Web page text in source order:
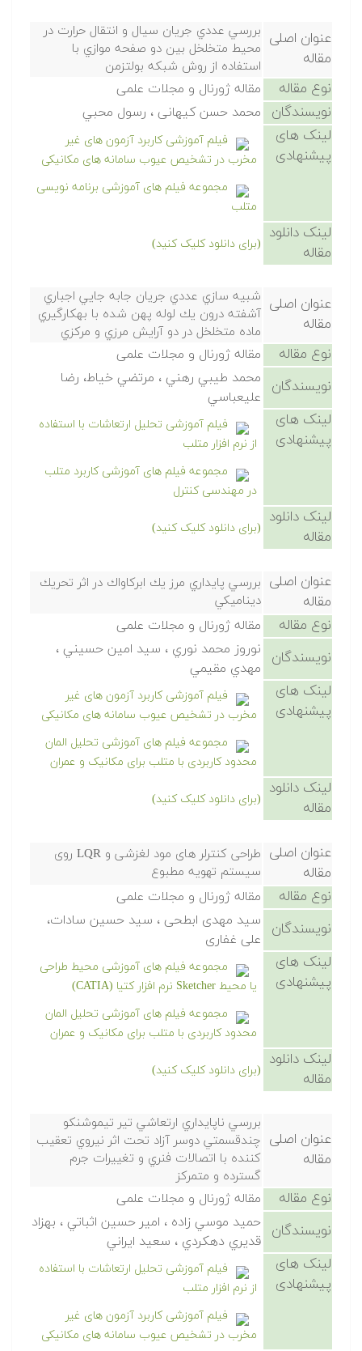
عنوان اصلی
مقاله
بررسي عددي جريان سيال و انتقال حرارت در
محيط متخلخل بين دو صفحه موازي با
استفاده از روش شبكه بولتزمن
نوع مقاله مقاله ژورنال و مجلات علمی
نویسندگان محمد حسن كيهانی ، رسول محبي
لینک های
پیشنهادی
فیلم آموزشی کاربرد آزمون های غیر
مخرب در تشخیص عیوب سامانه های مکانیکی
مجموعه فیلم های آموزشی برنامه نویسی
متلب
لینک دانلود
مقاله
(برای دانلود کلیک کنید)
عنوان اصلی
مقاله
شبيه سازي عددي جريان جابه جايي اجباري
آشفته درون يك لوله پهن شده با بهكارگيري
ماده متخلخل در دو آرايش مرزي و مركزي
نوع مقاله مقاله ژورنال و مجلات علمی
نویسندگان
محمد طيبي رهني ، مرتضي خياط، رضا
عليعباسي
لینک های
پیشنهادی
فیلم آموزشی تحلیل ارتعاشات با استفاده
از نرم افزار متلب
مجموعه فیلم های آموزشی کاربرد متلب
در مهندسی کنترل
لینک دانلود
مقاله
(برای دانلود کلیک کنید)
عنوان اصلی
مقاله
بررسي پايداري مرز يك ابركاواك در اثر تحريك
ديناميكي
نوع مقاله مقاله ژورنال و مجلات علمی
نویسندگان
نوروز محمد نوري ، سيد امين حسيني ،
مهدي مقيمي
لینک های
پیشنهادی
فیلم آموزشی کاربرد آزمون های غیر
مخرب در تشخیص عیوب سامانه های مکانیکی
مجموعه فیلم های آموزشی تحلیل المان
محدود کاربردی با متلب برای مکانیک و عمران
لینک دانلود
مقاله
(برای دانلود کلیک کنید)
عنوان اصلی
مقاله
طراحی کنترلر های مود لغزشی و LQR روی
سیستم تهویه مطبوع
نوع مقاله مقاله ژورنال و مجلات علمی
نویسندگان
سید مهدی ابطحی ، سید حسین سادات،
علی غفاری
لینک های
پیشنهادی
مجموعه فیلم های آموزشی محیط طراحی
یا محیط Sketcher نرم افزار کتیا (CATIA)
مجموعه فیلم های آموزشی تحلیل المان
محدود کاربردی با متلب برای مکانیک و عمران
لینک دانلود
مقاله
(برای دانلود کلیک کنید)
عنوان اصلی
مقاله
بررسي ناپايداري ارتعاشي تير تيموشنكو
چندقسمتي دوسر آزاد تحت اثر نيروي تعقيب
كننده با اتصالات فنري و تغييرات جرم
گسترده و متمركز
نوع مقاله مقاله ژورنال و مجلات علمی
نویسندگان
حميد موسي زاده ، امير حسين اثباتي ، بهزاد
قديري دهكردي ، سعيد ايراني
لینک های
پیشنهادی
فیلم آموزشی تحلیل ارتعاشات با استفاده
از نرم افزار متلب
فیلم آموزشی کاربرد آزمون های غیر
مخرب در تشخیص عیوب سامانه های مکانیکی